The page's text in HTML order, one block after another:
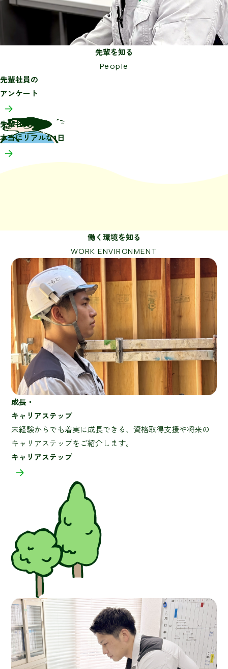
先輩を知る
People
先輩社員の
アンケート
先輩社員の
本当にリアルな1日
働く環境を知る
WORK ENVIRONMENT
成長・
キャリアステップ
未経験からでも着実に成長できる、資格取得支援や将来の
キャリアステップをご紹介します。
キャリアステップ